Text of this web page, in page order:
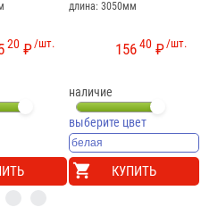
/шт.
20 ₽
длина: 3050мм
/шт.
15640 ₽
наличие
выберите цвет
КУПИТЬ